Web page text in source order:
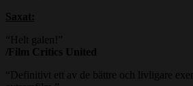
Saxat:
“Helt galen!”
/Film Critics United
“Definitivt ett av de bättre och livligare